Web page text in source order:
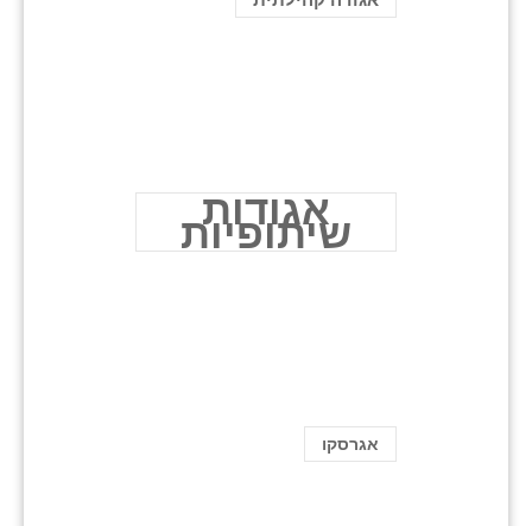
אגודות
שיתופיות
אגרסקו